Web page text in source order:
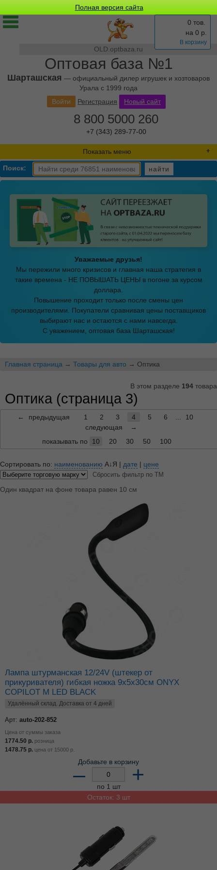
Полная версия сайта
OLD.optbaza.ru
Оптовая база №1
Шарташская — официальный дилер игрушек и хозтоваров
Урала с 1999 года
0 тов.
на 0 р.
В корзину
Войти Регистрация Новый сайт
8 800 5000 260
+7 (343) 289-77-00
Показать меню
Поиск: найти
Уважаемые друзья!
Мы пережили много кризисов и главная наша стратегия в
такие времена - НЕ ПОВЫШАТЬ ЦЕНЫ в погоне за курсом
доллара.
Повышение проходит только после смены цен
производителями. Покупатели сравнивая цены поставщиков
выбирают нас и остаются с нами навсегда.
С уважением, оптовая база Шарташская!
Главная страница → Товары для авто → Оптика
В этом разделе 194 товара
Оптика (страница 3)
← предыдущая 1 2 3 4 5 6
10
следующая
→
показывать по
10 20 30 50 100
Сортировать по: наименованию А↓Я | дате | цене
Сбросить фильтр по ТМ
Один квадрат на фоне товара равен 10 см
Лампа штурманская 12/24V (штекер от
прикуривателя) гибкая ножка 9x5x30см ONYX
COPILOT M LED BLACK
Удалённый склад. Доставка от 4 дней
Арт: auto-202-852
Цена от суммы заказа
1774.50 р. розница
1478.75 р. цена от 15000 р.
Добавьте в корзину
– +
по 1 шт
Остаток: 3 шт